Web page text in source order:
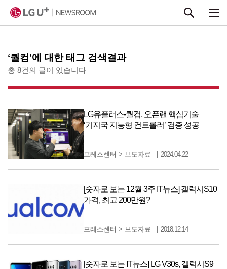
‘퀄컴’에 대한 태그 검색결과
총 8건의 글이 있습니다
LG유플러스-퀄컴, 오픈랜 핵심기술
‘기지국 지능형 컨트롤러’ 검증 성공
프레스센터 > 보도자료 2024.04.22
[숫자로 보는 12월 3주 IT뉴스] 갤럭시S10
가격, 최고 200만원?
프레스센터 > 보도자료 2018.12.14
[숫자로 보는 IT뉴스] LG V30s, 갤럭시S9